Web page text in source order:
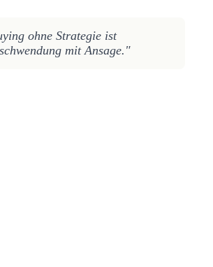
ohne Strategie ist
mit Ansage."